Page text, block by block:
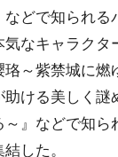
どで知られ
なキャラク
～紫禁城に燃
ける美しく謎
～』などで知
した。